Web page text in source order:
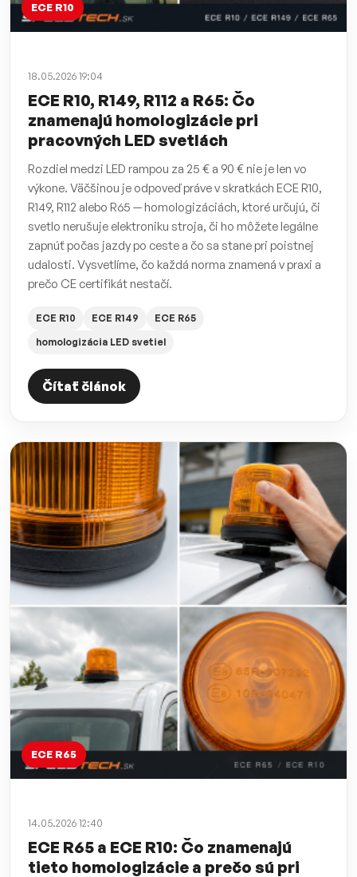
ECE R10
18.05.2026 19:04
ECE R10, R149, R112 a R65: Čo
znamenajú homologizácie pri
pracovných LED svetlách
Rozdiel medzi LED rampou za 25 € a 90 € nie je len vo
výkone. Väčšinou je odpoveď práve v skratkách ECE R10,
R149, R112 alebo R65 — homologizáciách, ktoré určujú, či
svetlo nerušuje elektroniku stroja, či ho môžete legálne
zapnúť počas jazdy po ceste a čo sa stane pri poistnej
udalosti. Vysvetlíme, čo každá norma znamená v praxi a
prečo CE certifikát nestačí.
ECE R10 ECE R149
ECE R65
homologizácia LED svetiel
Čítať článok
ECE R65
14.05.2026 12:40
ECE R65 a ECE R10: Čo znamenajú
tieto homologizácie a prečo sú pri